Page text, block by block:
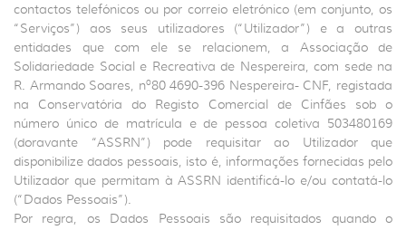
contactos telefónicos ou por correio eletrónico (em conjunto, os
“Serviços”) aos seus utilizadores (“Utilizador”) e a outras
entidades que com ele se relacionem, a Associação de
Solidariedade Social e Recreativa de Nespereira, com sede na
R. Armando Soares, nº80 4690-396 Nespereira- CNF, registada
na Conservatória do Registo Comercial de Cinfães sob o
número único de matrícula e de pessoa coletiva 503480169
(doravante “ASSRN”) pode requisitar ao Utilizador que
disponibilize dados pessoais, isto é, informações fornecidas pelo
Utilizador que permitam à ASSRN identificá-lo e/ou contatá-lo
(“Dados Pessoais”).
Por regra, os Dados Pessoais são requisitados quando o